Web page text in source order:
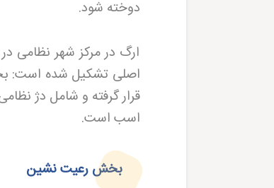
دوخته شود.
ارگ در مرکز شهر نظامی
اصلی تشکیل شده است:
اسب است.
بخش رعیت نشین